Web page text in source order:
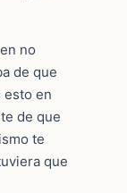
no
de que
esto en
de que
te
que